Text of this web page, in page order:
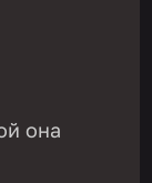
она